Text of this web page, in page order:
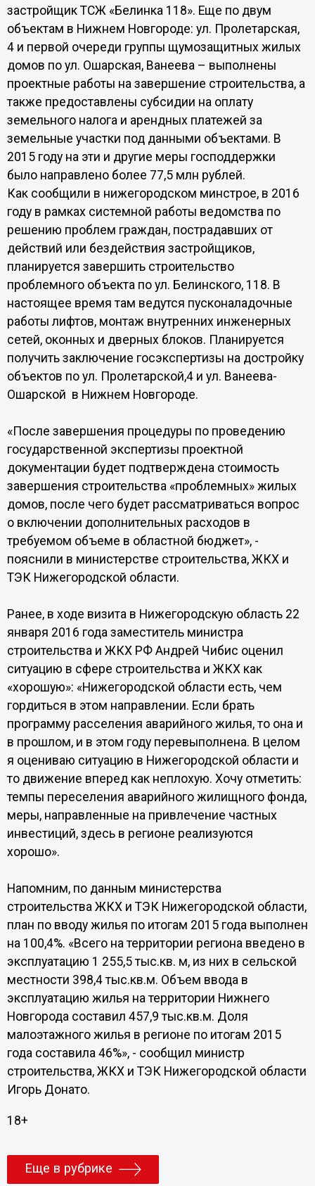
застройщик ТСЖ «Белинка 118». Еще по двум
объектам в Нижнем Новгороде: ул. Пролетарская,
4 и первой очереди группы щумозащитных жилых
домов по ул. Ошарская, Ванеева – выполнены
проектные работы на завершение строительства, а
также предоставлены субсидии на оплату
земельного налога и арендных платежей за
земельные участки под данными объектами. В
2015 году на эти и другие меры господдержки
было направлено более 77,5 млн рублей.
Как сообщили в нижегородском минстрое, в 2016
году в рамках системной работы ведомства по
решению проблем граждан, пострадавших от
действий или бездействия застройщиков,
планируется завершить строительство
проблемного объекта по ул. Белинского, 118. В
настоящее время там ведутся пусконаладочные
работы лифтов, монтаж внутренних инженерных
сетей, оконных и дверных блоков. Планируется
получить заключение госэкспертизы на достройку
объектов по ул. Пролетарской,4 и ул. Ванеева-
Ошарской в Нижнем Новгороде.
«После завершения процедуры по проведению
государственной экспертизы проектной
документации будет подтверждена стоимость
завершения строительства «проблемных» жилых
домов, после чего будет рассматриваться вопрос
о включении дополнительных расходов в
требуемом объеме в областной бюджет», -
пояснили в министерстве строительства, ЖКХ и
ТЭК Нижегородской области.
Ранее, в ходе визита в Нижегородскую область 22
января 2016 года заместитель министра
строительства и ЖКХ РФ Андрей Чибис оценил
ситуацию в сфере строительства и ЖКХ как
«хорошую»: «Нижегородской области есть, чем
гордиться в этом направлении. Если брать
программу расселения аварийного жилья, то она и
в прошлом, и в этом году перевыполнена. В целом
я оцениваю ситуацию в Нижегородской области и
то движение вперед как неплохую. Хочу отметить:
темпы переселения аварийного жилищного фонда,
меры, направленные на привлечение частных
инвестиций, здесь в регионе реализуются
хорошо».
Напомним, по данным министерства
строительства ЖКХ и ТЭК Нижегородской области,
план по вводу жилья по итогам 2015 года выполнен
на 100,4%. «Всего на территории региона введено в
эксплуатацию 1 255,5 тыс.кв. м, из них в сельской
местности 398,4 тыс.кв.м. Объем ввода в
эксплуатацию жилья на территории Нижнего
Новгорода составил 457,9 тыс.кв.м. Доля
малоэтажного жилья в регионе по итогам 2015
года составила 46%», - сообщил министр
строительства, ЖКХ и ТЭК Нижегородской области
Игорь Донато.
18+
Еще в рубрике